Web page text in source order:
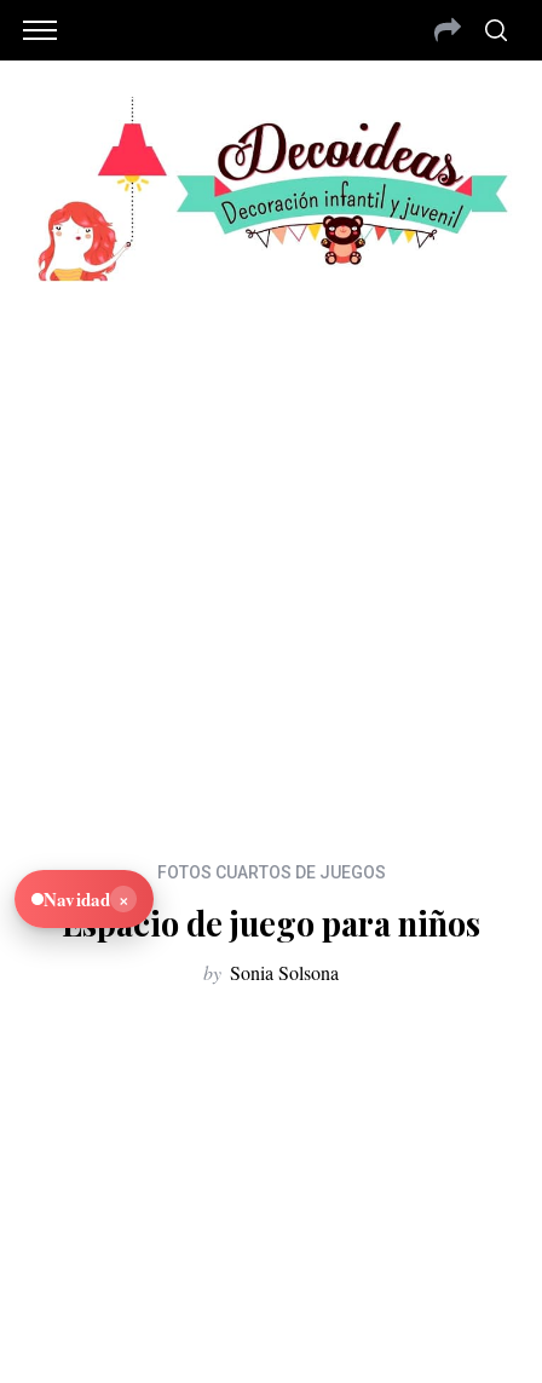
FOTOS CUARTOS DE JUEGOS
Espacio de juego para niños
by Sonia Solsona
Navidad ×